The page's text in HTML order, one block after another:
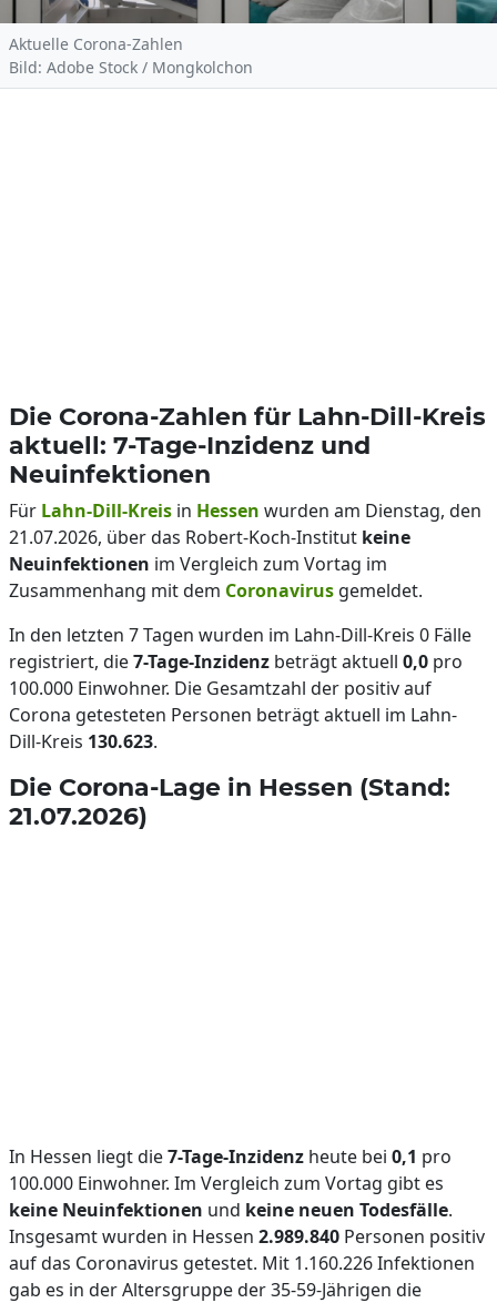
Aktuelle Corona-Zahlen
Bild: Adobe Stock / Mongkolchon
Die Corona-Zahlen für Lahn-Dill-Kreis
aktuell: 7-Tage-Inzidenz und
Neuinfektionen
Für Lahn-Dill-Kreis in Hessen wurden am Dienstag, den
21.07.2026, über das Robert-Koch-Institut keine
Neuinfektionen im Vergleich zum Vortag im
Zusammenhang mit dem Coronavirus gemeldet.
In den letzten 7 Tagen wurden im Lahn-Dill-Kreis 0 Fälle
registriert, die7-Tage-Inzidenz beträgt aktuell 0,0 pro
100.000 Einwohner. Die Gesamtzahl der positiv auf
Corona getesteten Personen beträgt aktuell im Lahn-
Dill-Kreis 130.623.
Die Corona-Lage in Hessen (Stand:
21.07.2026)
In Hessen liegt die7-Tage-Inzidenz heute bei 0,1 pro
100.000 Einwohner. Im Vergleich zum Vortag gibt es
keine Neuinfektionen und keine neuen Todesfälle.
Insgesamt wurden in Hessen 2.989.840 Personen positiv
auf das Coronavirus getestet. Mit 1.160.226 Infektionen
gab es in der Altersgruppe der 35-59-Jährigen die